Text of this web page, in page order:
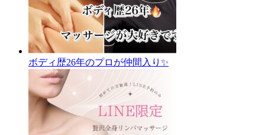
ボディ歴26年のプロが仲間入り✨